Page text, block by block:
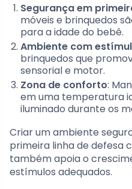
Segurança em
móveis e brinquedos
para a idade do bebê.
Ambiente com
brinquedos que
sensorial e motor.
Zona de conforto:
em uma temperatura
iluminado durante os
Criar um ambiente
primeira linha de defesa
também apoia o
estímulos adequados.